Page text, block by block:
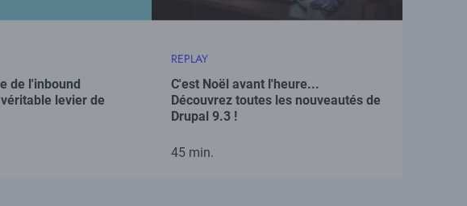
de l'inbound
levier de
REPLAY
C'est Noël avant l'heure...
Découvrez toutes les nouveautés de
Drupal 9.3 !
45 min.